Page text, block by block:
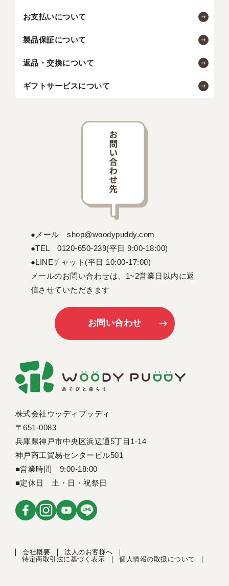
お支払いについて
製品保証について
返品・交換について
ギフトサービスについて
株式会社ウッディプッディ
〒651-0083
兵庫県神戸市中央区浜辺通5丁目1-14
神戸商工貿易センタービル501
■営業時間 9:00-18:00
■定休日 土・日・祝祭日
●メール shop@woodypuddy.com
●TEL 0120-650-239(平日 9:00-18:00)
●LINEチャット(平日 10:00-17:00)
メールのお問い合わせは、1~2営業日以内に返
信させていただきます
お問い合わせ
会社概要
法人のお客様へ
特定商取引法に基づく表示
個人情報の取扱について